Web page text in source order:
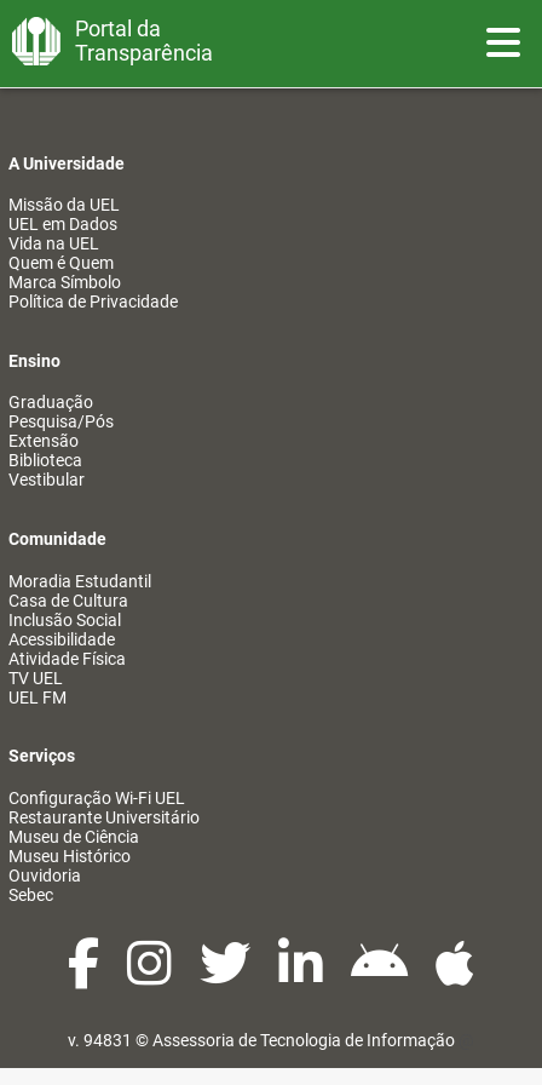
Portal da
Transparência
A Universidade
Missão da UEL
UEL em Dados
Vida na UEL
Quem é Quem
Marca Símbolo
Política de Privacidade
Ensino
Graduação
Pesquisa/Pós
Extensão
Biblioteca
Vestibular
Comunidade
Moradia Estudantil
Casa de Cultura
Inclusão Social
Acessibilidade
Atividade Física
TV UEL
UEL FM
Serviços
Configuração Wi-Fi UEL
Restaurante Universitário
Museu de Ciência
Museu Histórico
Ouvidoria
Sebec
v. 94831 ©Assessoria de Tecnologia de Informação